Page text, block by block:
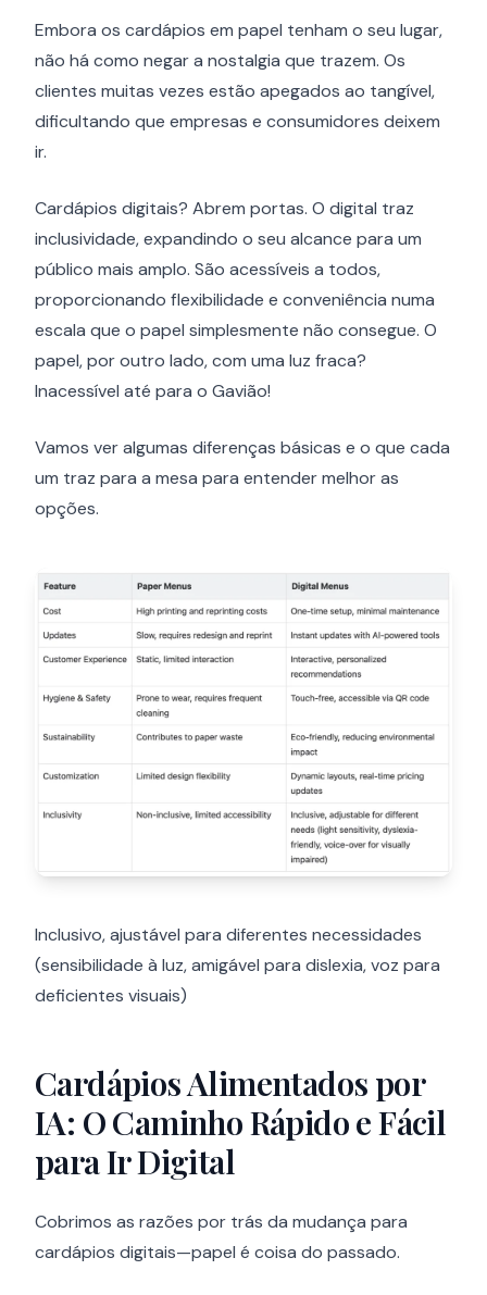
Embora os cardápios em papel tenham o seu lugar,
não há como negar a nostalgia que trazem. Os
clientes muitas vezes estão apegados ao tangível,
dificultando que empresas e consumidores deixem
ir.
Cardápios digitais? Abrem portas. O digital traz
inclusividade, expandindo o seu alcance para um
público mais amplo. São acessíveis a todos,
proporcionando flexibilidade e conveniência numa
escala que o papel simplesmente não consegue. O
papel, por outro lado, com uma luz fraca?
Inacessível até para o Gavião!
Vamos ver algumas diferenças básicas e o que cada
um traz para a mesa para entender melhor as
opções.
Inclusivo, ajustável para diferentes necessidades
(sensibilidade à luz, amigável para dislexia, voz para
deficientes visuais)
Cardápios Alimentados por
IA: O Caminho Rápido e Fácil
para Ir Digital
Cobrimos as razões por trás da mudança para
cardápios digitais—papel é coisa do passado.